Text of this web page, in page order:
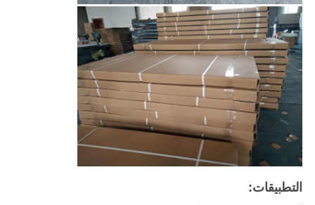
التطبيقات: